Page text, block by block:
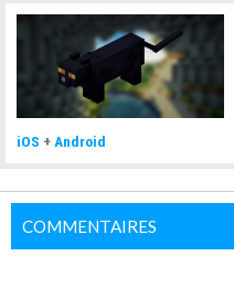
iOS + Android
COMMENTAIRES